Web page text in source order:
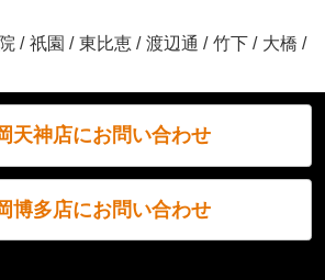
/ 祇園 / 東比恵 / 渡辺通 / 竹下 / 大橋 /
天神店にお問い合わせ
博多店にお問い合わせ